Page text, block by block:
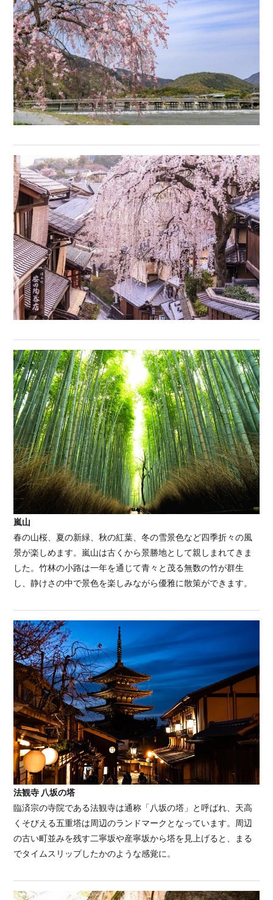
嵐山
春の山桜、夏の新緑、秋の紅葉、冬の雪景色など四季折々の風
景が楽しめます。嵐山は古くから景勝地として親しまれてきま
した。竹林の小路は一年を通じて青々と茂る無数の竹が群生
し、静けさの中で景色を楽しみながら優雅に散策ができます。
法観寺 八坂の塔
臨済宗の寺院である法観寺は通称「八坂の塔」と呼ばれ、天高
くそびえる五重塔は周辺のランドマークとなっています。周辺
の古い町並みを残す二寧坂や産寧坂から塔を見上げると、まる
でタイムスリップしたかのような感覚に。